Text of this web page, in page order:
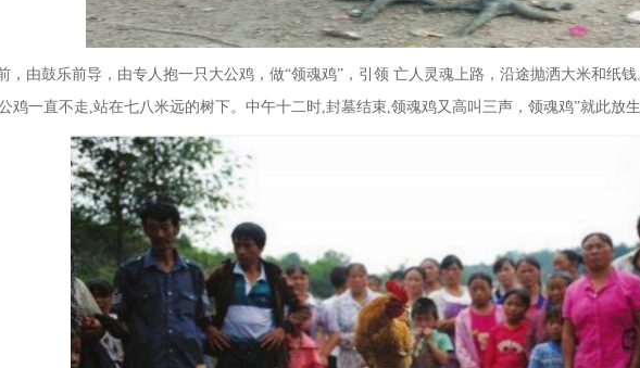
，由鼓乐前导，由专人抱一只大公鸡，做“领魂鸡”，引领 亡人灵魂上路，沿途抛洒大米和纸
鸡一直不走,站在七八米远的树下。中午十二时,封墓结束,领魂鸡又高叫三声，领魂鸡”就此放生